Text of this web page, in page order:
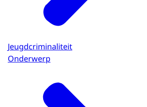
Jeugdcriminaliteit
Onderwerp